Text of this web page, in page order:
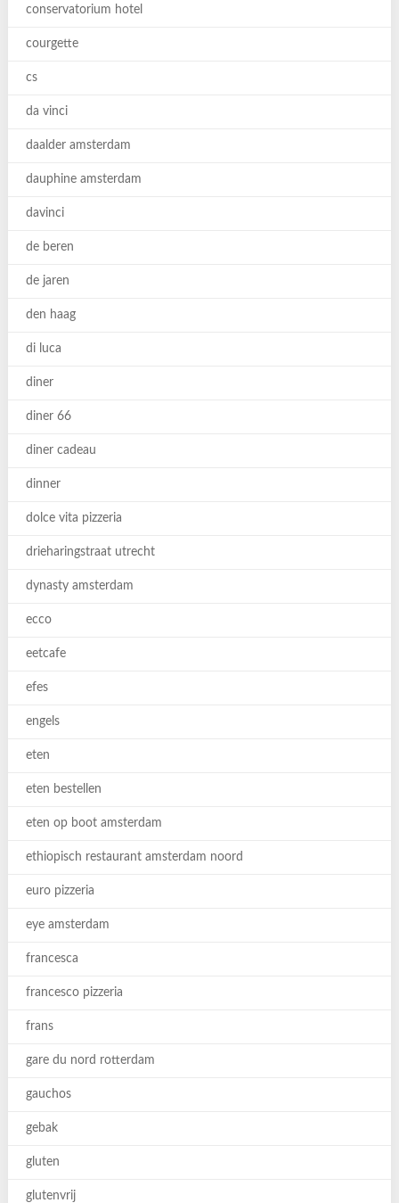
conservatorium hotel
courgette
cs
da vinci
daalder amsterdam
dauphine amsterdam
davinci
de beren
de jaren
den haag
di luca
diner
diner 66
diner cadeau
dinner
dolce vita pizzeria
drieharingstraat utrecht
dynasty amsterdam
ecco
eetcafe
efes
engels
eten
eten bestellen
eten op boot amsterdam
ethiopisch restaurant amsterdam noord
euro pizzeria
eye amsterdam
francesca
francesco pizzeria
frans
gare du nord rotterdam
gauchos
gebak
gluten
glutenvrij